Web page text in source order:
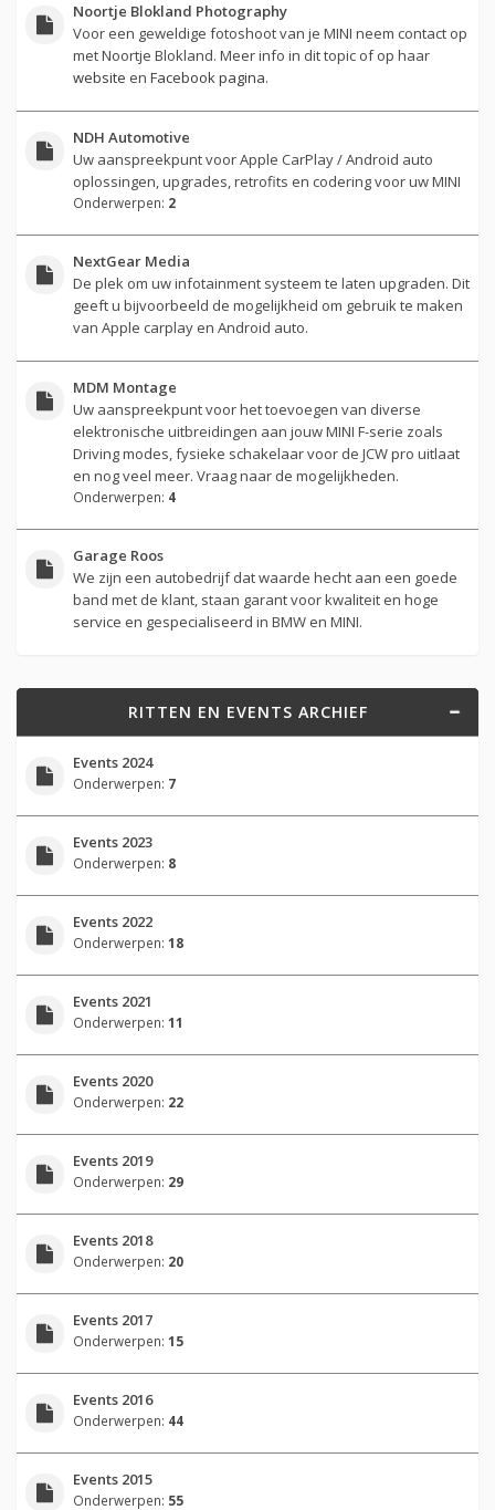
Noortje Blokland Photography
Voor een geweldige fotoshoot van je MINI neem contact op
met Noortje Blokland. Meer info in dit topic of op haar
website en Facebook pagina.
NDH Automotive
Uw aanspreekpunt voor Apple CarPlay / Android auto
oplossingen, upgrades, retrofits en codering voor uw MINI
Onderwerpen: 2
NextGear Media
De plek om uw infotainment systeem te laten upgraden. Dit
geeft u bijvoorbeeld de mogelijkheid om gebruik te maken
van Apple carplay en Android auto.
MDM Montage
Uw aanspreekpunt voor het toevoegen van diverse
elektronische uitbreidingen aan jouw MINI F-serie zoals
Driving modes, fysieke schakelaar voor de JCW pro uitlaat
en nog veel meer. Vraag naar de mogelijkheden.
Onderwerpen: 4
Garage Roos
We zijn een autobedrijf dat waarde hecht aan een goede
band met de klant, staan garant voor kwaliteit en hoge
service en gespecialiseerd in BMW en MINI.
RITTEN EN EVENTS ARCHIEF
Events 2024
Onderwerpen: 7
Events 2023
Onderwerpen: 8
Events 2022
Onderwerpen: 18
Events 2021
Onderwerpen: 11
Events 2020
Onderwerpen: 22
Events 2019
Onderwerpen: 29
Events 2018
Onderwerpen: 20
Events 2017
Onderwerpen: 15
Events 2016
Onderwerpen: 44
Events 2015
Onderwerpen: 55